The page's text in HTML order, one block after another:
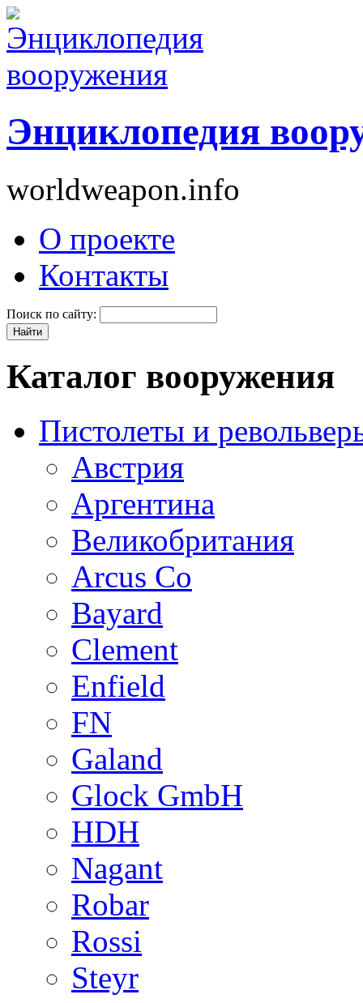
Энциклопедия
worldweapon.info
О проекте
Контакты
Поиск по сайту:
Каталог вооружения
Пистолеты и
Австрия
Аргентина
Великобритания
Arcus Co
Bayard
Clement
Enfield
FN
Galand
Glock GmbH
HDH
Nagant
Robar
Rossi
Steyr